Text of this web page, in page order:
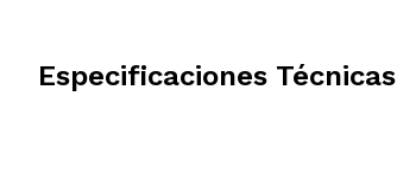
Especificaciones Técnicas